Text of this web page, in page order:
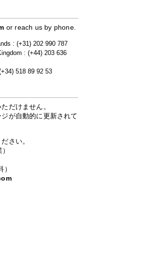
or reach us by phone.
: (+31) 202 990 787
: (+44) 203 636
518 89 92 53
だけません。
が自動的に更新されて
さい。